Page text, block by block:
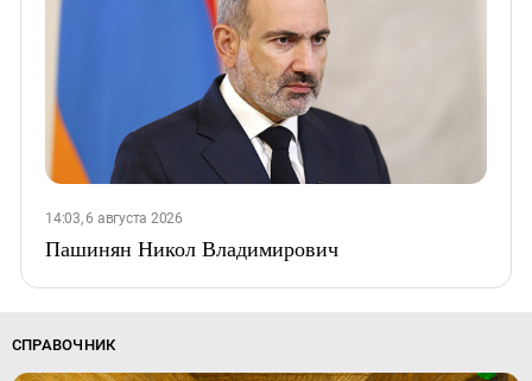
14:03, 6 августа 2026
Пашинян Никол Владимирович
СПРАВОЧНИК